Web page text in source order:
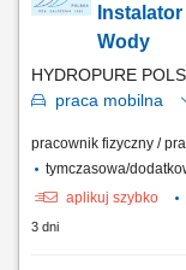
budowlanego oraz
inwestycji. Usuwanie
Wody
HYDROPURE
praca mobilna
pracownik fizyczny /
tymczasowa/
aplikuj szybko
3 dni